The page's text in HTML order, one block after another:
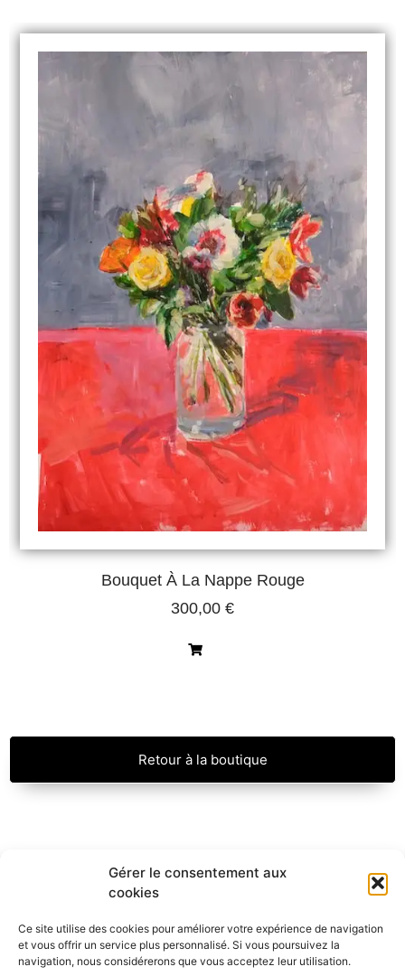
Gérer le consentement aux
cookies
Ce site utilise des cookies pour améliorer votre expérience de navigation
et vous offrir un service plus personnalisé. Si vous poursuivez la
navigation, nous considérerons que vous acceptez leur utilisation.
Bouquet À La Nappe Rouge
300,00 €
Retour à la boutique
Mentions légales
Politique de confidentialité
Conditions générales de vente